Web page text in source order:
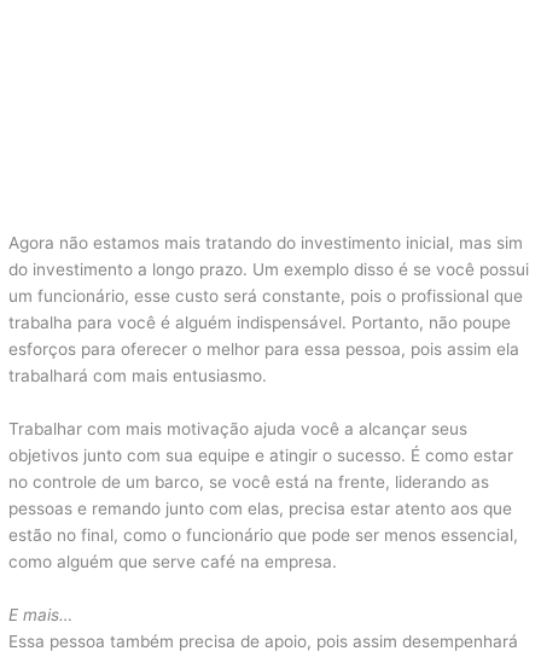
Agora não estamos mais tratando do investimento inicial, mas sim
do investimento a longo prazo. Um exemplo disso é se você possui
um funcionário, esse custo será constante, pois o profissional que
trabalha para você é alguém indispensável. Portanto, não poupe
esforços para oferecer o melhor para essa pessoa, pois assim ela
trabalhará com mais entusiasmo.
Trabalhar com mais motivação ajuda você a alcançar seus
objetivos junto com sua equipe e atingir o sucesso. É como estar
no controle de um barco, se você está na frente, liderando as
pessoas e remando junto com elas, precisa estar atento aos que
estão no final, como o funcionário que pode ser menos essencial,
como alguém que serve café na empresa.
E mais…
Essa pessoa também precisa de apoio, pois assim desempenhará